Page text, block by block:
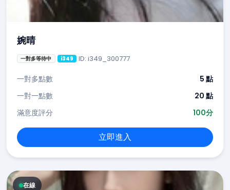
婉晴
一對多等待中 i349 ID: i349_300777
一對多點數
5 點
一對一點數
20 點
滿意度評分
100分
立即進入
在線